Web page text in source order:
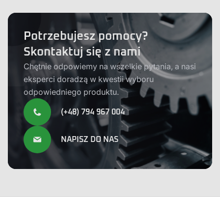
Potrzebujesz pomocy?
Skontaktuj się z nami
Chętnie odpowiemy na wszelkie pytania, a nasi
eksperci doradzą w kwestii wyboru
odpowiedniego produktu.
(+48) 794 967 004
NAPISZ DO NAS